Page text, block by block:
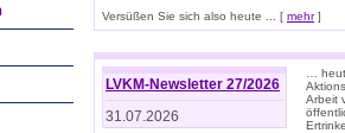
Versüßen Sie sich also heute ... [ mehr]
LVKM-Newsletter 27/2026
31.07.2026
…
Arbeit